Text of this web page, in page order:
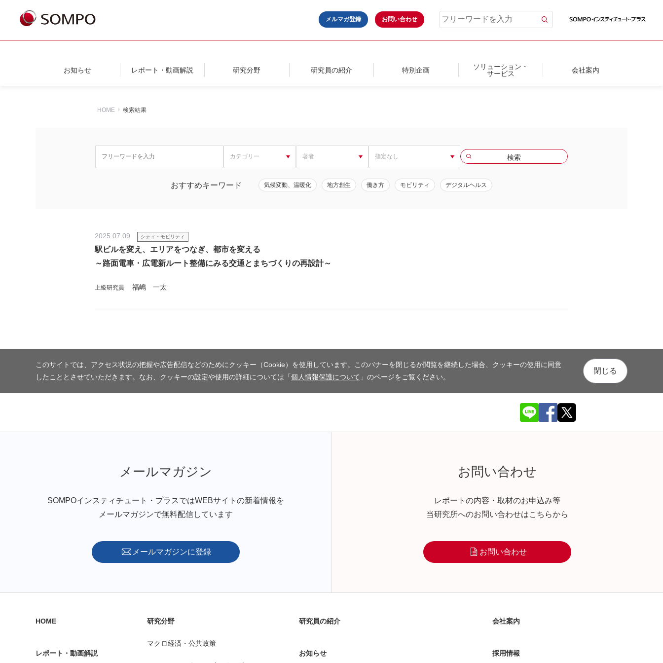
メルマガ登録 お問い合わせ
お知らせ レポート・動画解説 研究分野 研究員の紹介 特別企画
ソリューション・
サービス
会社案内
HOME 検索結果
おすすめキーワード 気候変動、温暖化 地方創生 働き方 モビリティ デジタルヘルス
2025.07.09 シティ・モビリティ
駅ビルを変え、エリアをつなぎ、都市を変える
～路面電車・広電新ルート整備にみる交通とまちづくりの再設計～
上級研究員 福嶋 一太
このサイトでは、アクセス状況の把握や広告配信などのためにクッキー（Cookie）を使用しています。このバナーを閉じるか閲覧を継続した場合、クッキーの使用に同意
したこととさせていただきます。なお、クッキーの設定や使用の詳細については「個人情報保護について 」のページをご覧ください。
閉じる
メールマガジン
SOMPOインスティチュート・プラスではWEBサイトの新着情報を
メールマガジンで無料配信しています
メールマガジンに登録
お問い合わせ
レポートの内容・取材のお申込み等
当研究所へのお問い合わせはこちらから
お問い合わせ
HOME
レポート・動画解説
研究分野
マクロ経済・公共政策
研究員の紹介
お知らせ
会社案内
採用情報